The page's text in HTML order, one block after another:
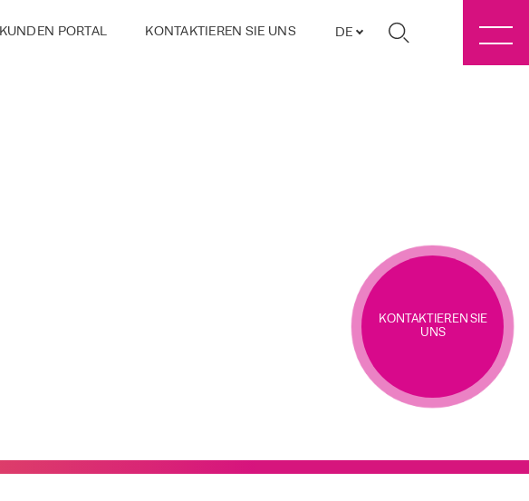
KUNDEN PORTAL KONTAKTIEREN SIE UNS DE
KONTAKTIEREN SIE
UNS